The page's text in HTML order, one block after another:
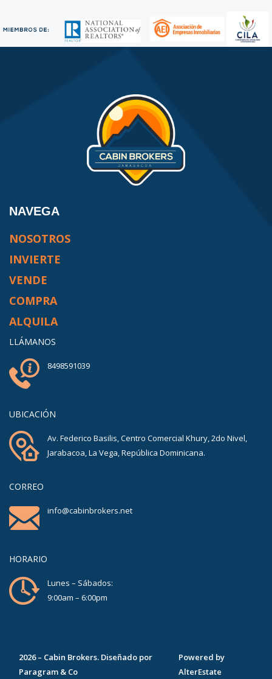
NAVEGA
NOSOTROS
INVIERTE
VENDE
COMPRA
ALQUILA
LLÁMANOS
8498591039
UBICACIÓN
Av. Federico Basilis, Centro Comercial Khury, 2do Nivel,
Jarabacoa, La Vega, República Dominicana.
CORREO
info@cabinbrokers.net
HORARIO
Lunes – Sábados:
9:00am – 6:00pm
2026– Cabin Brokers. Diseñado por
Paragram & Co
Powered by
AlterEstate